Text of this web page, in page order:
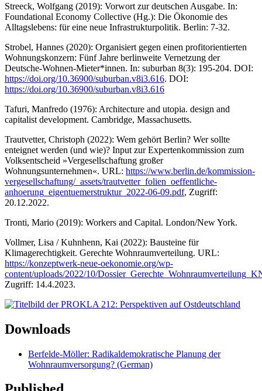
Streeck, Wolfgang (2019): Vorwort zur deutschen Ausgabe. In:
Foundational Economy Collective (Hg.): Die Ökonomie des
Alltagslebens: für eine neue Infrastrukturpolitik. Berlin: 7-32.
Strobel, Hannes (2020): Organisiert gegen einen profitorientierten
Wohnungskonzern: Fünf Jahre berlinweite Vernetzung der
Deutsche-Wohnen-Mieter*innen. In: suburban 8(3): 195-204. DOI:
https://doi.org/10.36900/suburban.v8i3.616. DOI:
https://doi.org/10.36900/suburban.v8i3.616
Tafuri, Manfredo (1976): Architecture and utopia. design and
capitalist development. Cambridge, Massachusetts.
Trautvetter, Christoph (2022): Wem gehört Berlin? Wer sollte
enteignet werden (und wie)? Input zur Expertenkommission zum
Volksentscheid »Vergesellschaftung großer
Wohnungsunternehmen«. URL: https://www.berlin.de/kommission-
vergesellschaftung/_assets/trautvetter_folien_oeffentliche-
anhoerung_eigentuemerstruktur_2022-06-09.pdf, Zugriff:
20.12.2022.
Tronti, Mario (2019): Workers and Capital. London/New York.
Vollmer, Lisa / Kuhnhenn, Kai (2022): Bausteine für
Klimagerechtigkeit. Gerechte Wohnraumverteilung. URL:
https://konzeptwerk-neue-oekonomie.org/wp-
content/uploads/2022/10/
Zugriff: 14.4.2023.
Downloads
Berfelde-Möller: Radikaldemokratische Planung der
Wohnraumversorgung? (German)